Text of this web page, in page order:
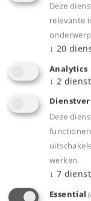
Highlights
Klokanker
Alle assen
Warm-witte
rode
Deze
relevante
↓ 20
Analytics
↓ 2
Deze
werken.
↓ 7
Essential